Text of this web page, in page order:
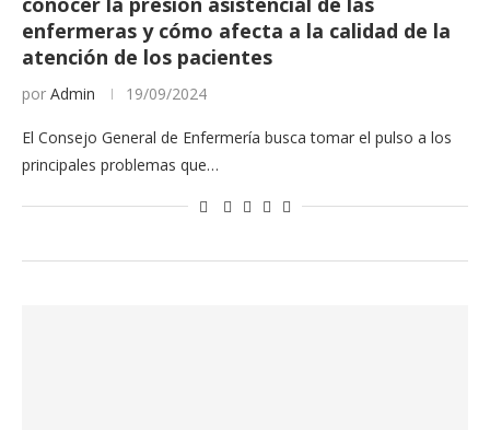
enfermeras y cómo afecta a la calidad de la
atención de los pacientes
por Admin 19/09/2024
El Consejo General de Enfermería busca tomar el pulso a los
principales problemas que…